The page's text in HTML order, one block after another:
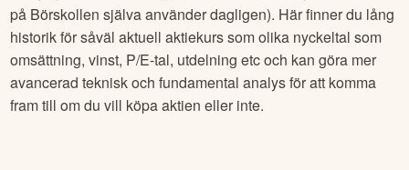
på Börskollen själva använder dagligen). Här finner du lång
historik för såväl aktuell aktiekurs som olika nyckeltal som
omsättning, vinst, P/E-tal, utdelning etc och kan göra mer
avancerad teknisk och fundamental analys för att komma
fram till om du vill köpa aktien eller inte.